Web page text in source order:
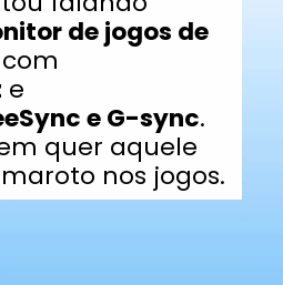
de jogos de
com
e
e G-sync.
quer aquele
nos jogos.